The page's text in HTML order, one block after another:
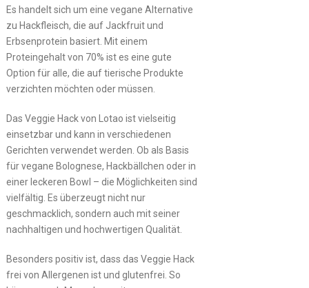
Es handelt sich um eine vegane Alternative
zu Hackfleisch, die auf Jackfruit und
Erbsenprotein basiert. Mit einem
Proteingehalt von 70% ist es eine gute
Option für alle, die auf tierische Produkte
verzichten möchten oder müssen.
Das Veggie Hack von Lotao ist vielseitig
einsetzbar und kann in verschiedenen
Gerichten verwendet werden. Ob als Basis
für vegane Bolognese, Hackbällchen oder in
einer leckeren Bowl – die Möglichkeiten sind
vielfältig. Es überzeugt nicht nur
geschmacklich, sondern auch mit seiner
nachhaltigen und hochwertigen Qualität.
Besonders positiv ist, dass das Veggie Hack
frei von Allergenen ist und glutenfrei. So